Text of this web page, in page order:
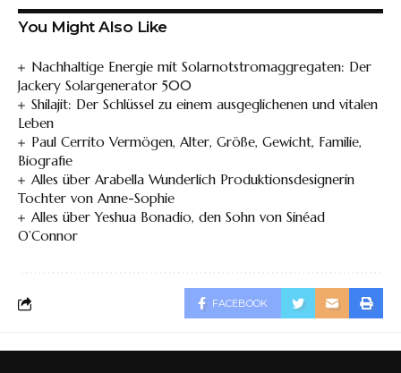
You Might Also Like
Nachhaltige Energie mit Solarnotstromaggregaten: Der
Jackery Solargenerator 500
Shilajit: Der Schlüssel zu einem ausgeglichenen und vitalen
Leben
Paul Cerrito Vermögen, Alter, Größe, Gewicht, Familie,
Biografie
Alles über Arabella Wunderlich Produktionsdesignerin
Tochter von Anne-Sophie
Alles über Yeshua Bonadio, den Sohn von Sinéad
O’Connor
FACEBOOK